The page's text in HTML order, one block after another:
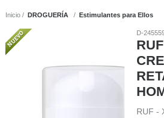
Inicio DROGUERÍA Estimulantes para Ellos
D-
RUF -